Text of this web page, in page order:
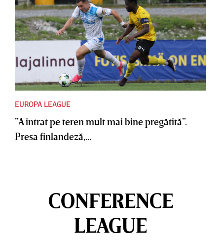
EUROPA LEAGUE
”A intrat pe teren mult mai bine pregătită”.
Presa finlandeză,...
CONFERENCE
LEAGUE